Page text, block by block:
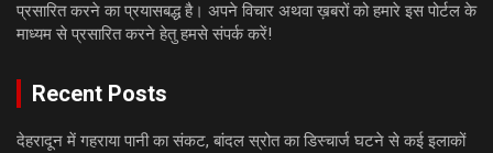
प्रसारित करने का प्रयासबद्ध है। अपने विचार अथवा ख़बरों को हमारे इस पोर्टल के
माध्यम से प्रसारित करने हेतु हमसे संपर्क करें!
Recent Posts
देहरादून में गहराया पानी का संकट, बांदल स्रोत का डिस्चार्ज घटने से कई इलाकों